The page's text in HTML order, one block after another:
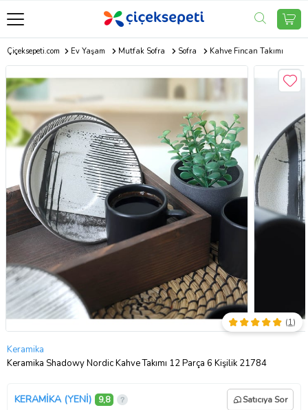
Çiçeksepeti.com Ev Yaşam Mutfak Sofra Sofra Kahve Fincan Takımı
Keramika
Keramika Shadowy Nordic Kahve Takımı 12 Parça 6 Kişilik 21784
(1)
KERAMİKA (YENİ) 9,8 Satıcıya Sor